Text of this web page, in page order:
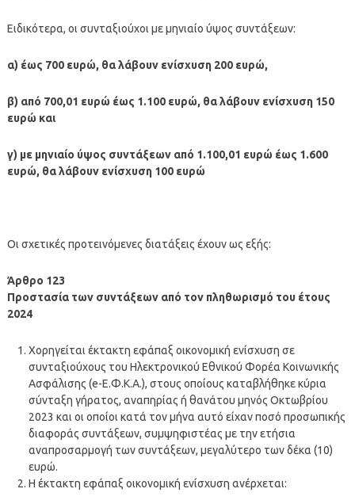
Ειδικότερα, οι συνταξιούχοι με μηνιαίο ύψος συντάξεων:
α) έως 700 ευρώ, θα λάβουν ενίσχυση 200 ευρώ,
β) από 700,01 ευρώ έως 1.100 ευρώ, θα λάβουν ενίσχυση 150
ευρώ και
γ) με μηνιαίο ύψος συντάξεων από 1.100,01 ευρώ έως 1.600
ευρώ, θα λάβουν ενίσχυση 100 ευρώ
Οι σχετικές προτεινόμενες διατάξεις έχουν ως εξής:
Άρθρο 123
Προστασία των συντάξεων από τον πληθωρισμό του έτους
2024
Χορηγείται έκτακτη εφάπαξ οικονομική ενίσχυση σε
συνταξιούχους του Ηλεκτρονικού Εθνικού Φορέα Κοινωνικής
Ασφάλισης (e-Ε.Φ.Κ.Α.), στους οποίους καταβλήθηκε κύρια
σύνταξη γήρατος, αναπηρίας ή θανάτου μηνός Οκτωβρίου
2023 και οι οποίοι κατά τον μήνα αυτό είχαν ποσό προσωπικής
διαφοράς συντάξεων, συμψηφιστέας με την ετήσια
αναπροσαρμογή των συντάξεων, μεγαλύτερο των δέκα (10)
ευρώ.
Η έκτακτη εφάπαξ οικονομική ενίσχυση ανέρχεται: